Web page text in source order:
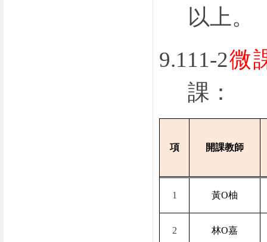
以上。
9.111-2微
課：
項 開課教師
1 黃O柚
2 林O嘉